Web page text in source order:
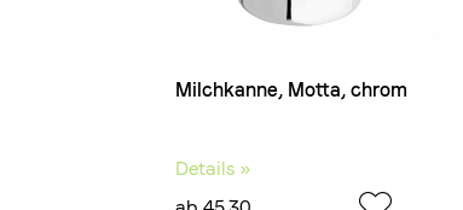
Milchkanne, Motta, chrom
Details »